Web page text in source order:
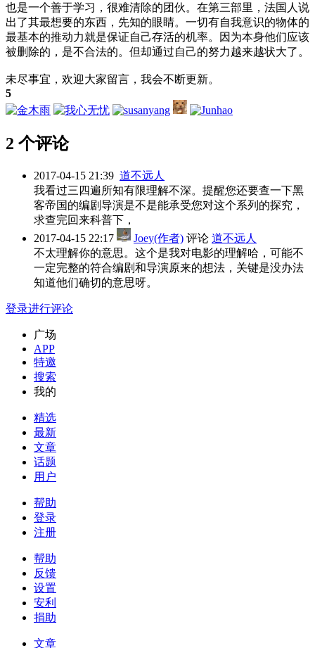
也是一个善于学习，很难清除的团伙。在第三部里，法国人说
出了其最想要的东西，先知的眼睛。一切有自我意识的物体的
最基本的推动力就是保证自己存活的机率。因为本身他们应该
被删除的，是不合法的。但却通过自己的努力越来越状大了。
未尽事宜，欢迎大家留言，我会不断更新。
5
2 个评论
2017-04-15 21:39 道不远人
我看过三四遍所知有限理解不深。提醒您还要查一下黑
客帝国的编剧导演是不是能承受您对这个系列的探究，
求查完回来科普下，
2017-04-15 22:17
Joey(作者) 评论 道不远人
不太理解你的意思。这个是我对电影的理解哈，可能不
一定完整的符合编剧和导演原来的想法，关键是没办法
知道他们确切的意思呀。
登录进行评论
广场
APP
特邀
搜索
我的
精选
最新
文章
话题
用户
帮助
登录
注册
帮助
反馈
设置
安利
捐助
文章